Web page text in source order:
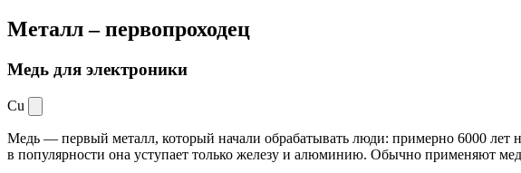
Металл –первопроходец
Медь для электроники
Cu
Медь — первый металл, который начали обрабатывать люди: примерно 6000 лет
в популярности она уступает только железу и алюминию. Обычно применяют